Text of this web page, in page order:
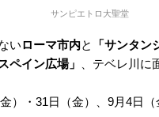
サンピエトロ大聖堂
いローマ市内と 「サンタン
スペイン広場」 、テベレ川に
）・31日（金）、9月4日（